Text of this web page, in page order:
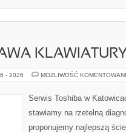
- 2026 MOŻLIWOŚĆ
Serwis Toshiba w
stawiamy na rzetelną
proponujemy najlepszą